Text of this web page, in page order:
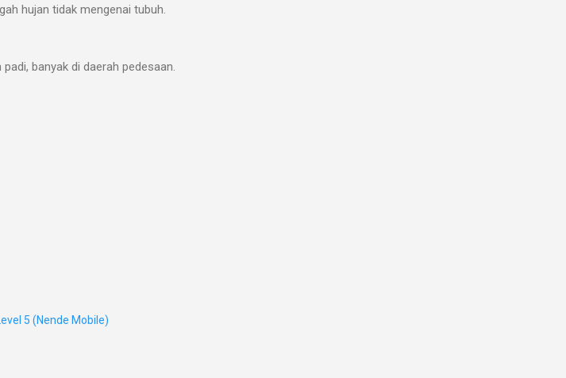
hujan tidak mengenai tubuh.
banyak di daerah pedesaan.
5 (Nende Mobile)